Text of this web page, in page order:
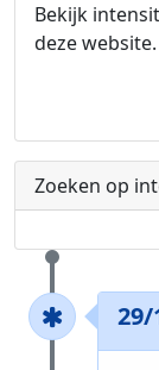
Bekijk
deze website.
Zoeken op
29/